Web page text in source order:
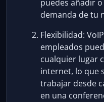
puedes añadir
demanda de tu
Flexibilidad:
empleados
cualquier lugar
internet, lo que
trabajar desde
en una